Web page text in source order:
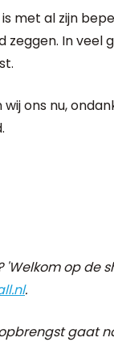
met al zijn
zeggen. In veel
ons nu,
op de
.
gaat